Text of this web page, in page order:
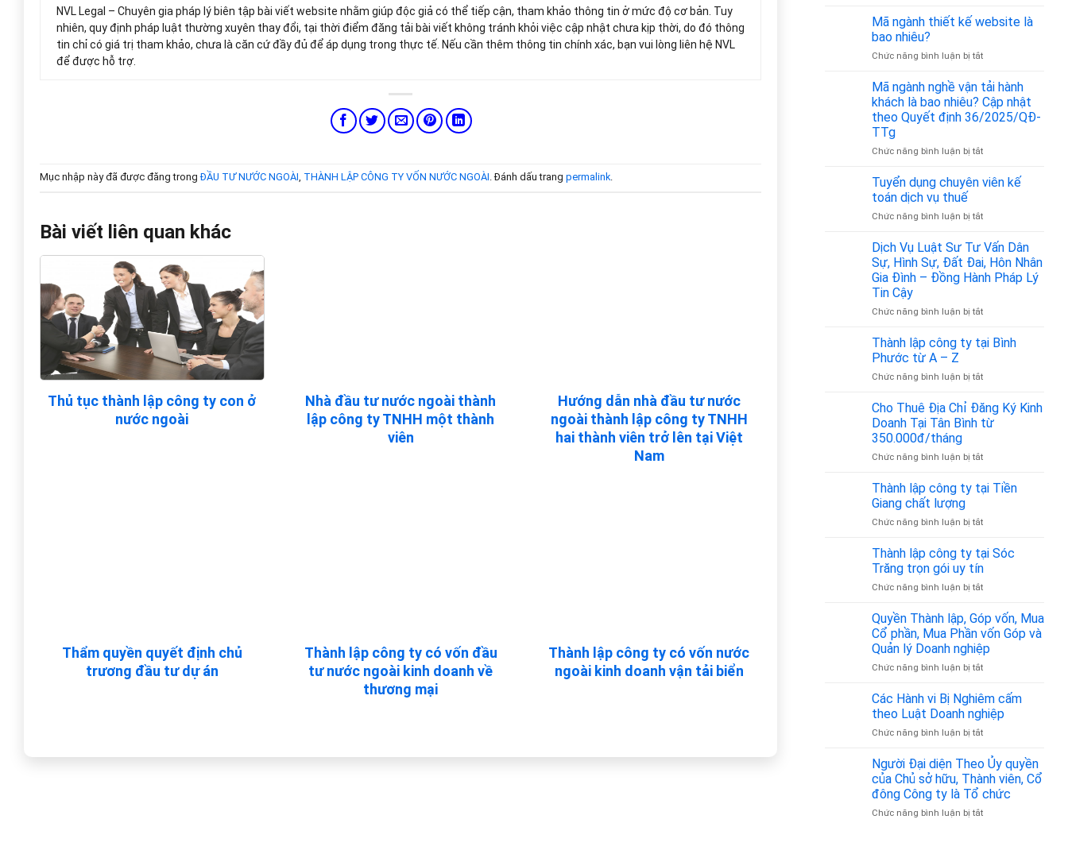
NVL Legal – Chuyên gia pháp lý biên tập bài viết website nhằm giúp độc giả có thể tiếp cận, tham khảo thông tin ở mức độ cơ bản. Tuy
nhiên, quy định pháp luật thường xuyên thay đổi, tại thời điểm đăng tải bài viết không tránh khỏi việc cập nhật chưa kịp thời, do đó thông
tin chỉ có giá trị tham khảo, chưa là căn cứ đầy đủ để áp dụng trong thực tế. Nếu cần thêm thông tin chính xác, bạn vui lòng liên hệ NVL
để được hỗ trợ.
Mục nhập này đã được đăng trongĐẦU TƯ NƯỚC NGOÀI, THÀNH LẬP CÔNG TY VỐN NƯỚC NGOÀI. Đánh dấu trang permalink.
Bài viết liên quan khác
Thủ tục thành lập công ty con ở
nước ngoài
Nhà đầu tư nước ngoài thành
lập công ty TNHH một thành
viên
Hướng dẫn nhà đầu tư nước
ngoài thành lập công ty TNHH
hai thành viên trở lên tại Việt
Nam
Thẩm quyền quyết định chủ
trương đầu tư dự án
Thành lập công ty có vốn đầu
tư nước ngoài kinh doanh về
thương mại
Thành lập công ty có vốn nước
ngoài kinh doanh vận tải biển
ngành
phòng
là
bao
nhiêu?
Mã ngành thiết kế website là
bao nhiêu?
Chức năng bình luận bị tắtở
ngành
thiết
kế
website
bao
Mã ngành nghề vận tải hành
khách là bao nhiêu? Cập nhật
theo Quyết định 36/2025/QĐ-
TTg
Chức năng bình luận bị tắtở
ngành
tải
khách
là
bao
nhiêu?
nhật
Quyết
định
TTg
Tuyển dụng chuyên viên kế
toán dịch vụ thuế
Chức năng bình luận bị tắtở
dụng
chuyên
viên
kế
dịch
thuế
Dịch Vụ Luật Sư Tư Vấn Dân
Sự, Hình Sự, Đất Đai, Hôn Nhân
Gia Đình – Đồng Hành Pháp Lý
Tin Cậy
Chức năng bình luận bị tắtở
Vụ
Luật
Tư
Dân
Sự,
Đất
Hôn
Đình
Đồng
Hành
Cậy
Thành lập công ty tại Bình
Phước từ A – Z
Chức năng bình luận bị tắtở
lập
công
ty
Bình
từ
A
Z
Cho Thuê Địa Chỉ Đăng Ký Kinh
Doanh Tại Tân Bình từ
350.000đ/tháng
Chức năng bình luận bị tắtở
Thuê
Địa
Đăng
Kinh
Doanh
Tân
từ
350.000đ/tháng
Thành lập công ty tại Tiền
Giang chất lượng
Chức năng bình luận bị tắtở
lập
công
ty
tại
Giang
chất
Thành lập công ty tại Sóc
Trăng trọn gói uy tín
Chức năng bình luận bị tắtở
lập
công
ty
tại
Sóc
trọn
gói
uy
tín
Quyền Thành lập, Góp vốn, Mua
Cổ phần, Mua Phần vốn Góp và
Quản lý Doanh nghiệp
Chức năng bình luận bị tắtở
Thành
lập,
Góp
vốn,
Cổ
phần,
Mua
Phần
vốn
Các Hành vi Bị Nghiêm cấm
theo Luật Doanh nghiệp
Chức năng bình luận bị tắtở
Hành
Bị
Nghiêm
cấm
Người Đại diện Theo Ủy quyền
của Chủ sở hữu, Thành viên, Cổ
đông Công ty là Tổ chức
Chức năng bình luận bị tắtở